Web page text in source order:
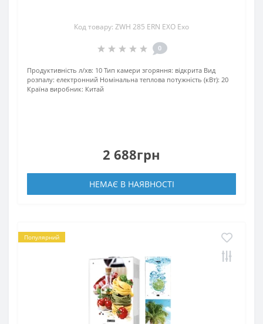
Код товару: ZWH 285 ERN EXO Exo
0
Продуктивність л/хв: 10 Тип камери згоряння: відкрита Вид
розпалу: електронний Номінальна теплова потужність (кВт): 20
Країна виробник: Китай
2 688грн
НЕМАЄ В НАЯВНОСТІ
Популярний